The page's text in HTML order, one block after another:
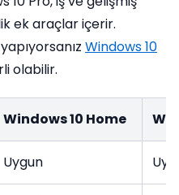
ek araçlar içerir.
Windows 10
olabilir.
Windows 10 Home
Uygun